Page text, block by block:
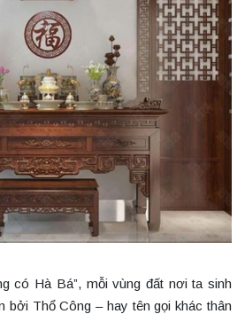
có Hà Bá”, mỗi vùng đất nơi ta sinh
bởi Thổ Công – hay tên gọi khác thân